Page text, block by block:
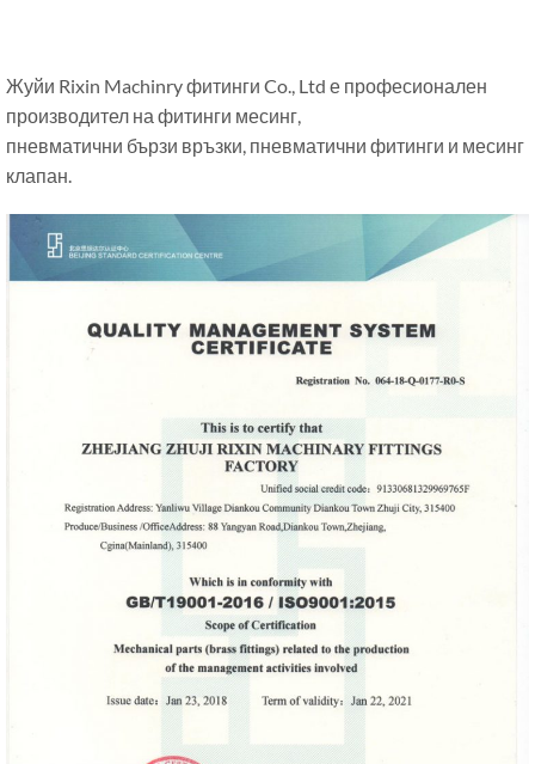
Жуйи Rixin Machinry фитинги Co., Ltd е професионален
производител на фитинги месинг,
пневматични бързи връзки, пневматични фитинги и месинг
клапан.